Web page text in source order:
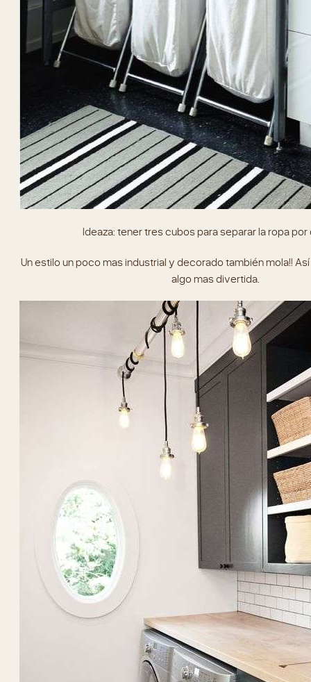
Ideaza: tener tres cubos para separar la ropa
Un estilo un poco mas industrial y decorado también mola!!
algo mas divertida.